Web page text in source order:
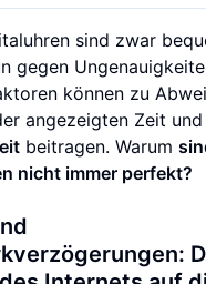
sind zwar
gegen
können zu
angezeigten Zeit
beitragen. Warum
nicht immer perfekt?